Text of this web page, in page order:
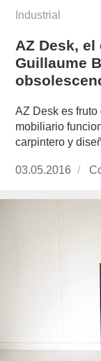
Industrial
AZ Desk,
Guillaume
AZ Desk es fruto
mobiliario
carpintero y
Publicado
03.05.2016